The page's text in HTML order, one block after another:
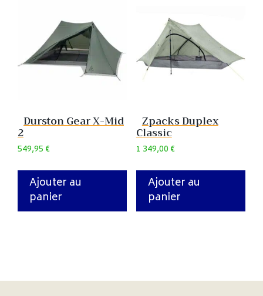
Durston Gear X-Mid
2
549,95€
Ajouter au
panier
Zpacks Duplex
Classic
1 349,00€
Ajouter au
panier